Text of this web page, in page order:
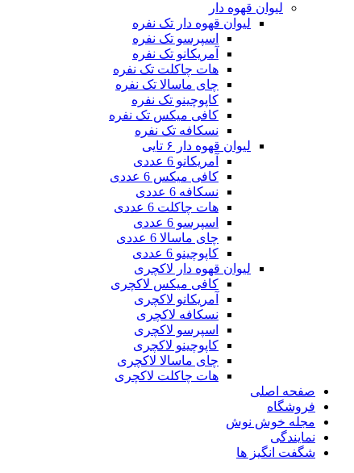
لیوان قهوه دار
لیوان قهوه دار تک نفره
اسپرسو تک نفره
آمریکانو تک نفره
هات چاکلت تک نفره
چای ماسالا تک نفره
کاپوچینو تک نفره
کافی میکس تک نفره
نسکافه تک نفره
لیوان قهوه دار ۶ تایی
آمریکانو 6 عددی
کافی میکس 6 عددی
نسکافه 6 عددی
هات چاکلت 6 عددی
اسپرسو 6 عددی
چای ماسالا 6 عددی
کاپوچینو 6 عددی
لیوان قهوه دار لاکچری
کافی میکس لاکچری
آمریکانو لاکچری
نسکافه لاکچری
اسپرسو لاکچری
کاپوچینو لاکچری
چای ماسالا لاکچری
هات چاکلت لاکچری
صفحه اصلی
فروشگاه
مجله خوش نوش
نمایندگی
شگفت انگیز ها